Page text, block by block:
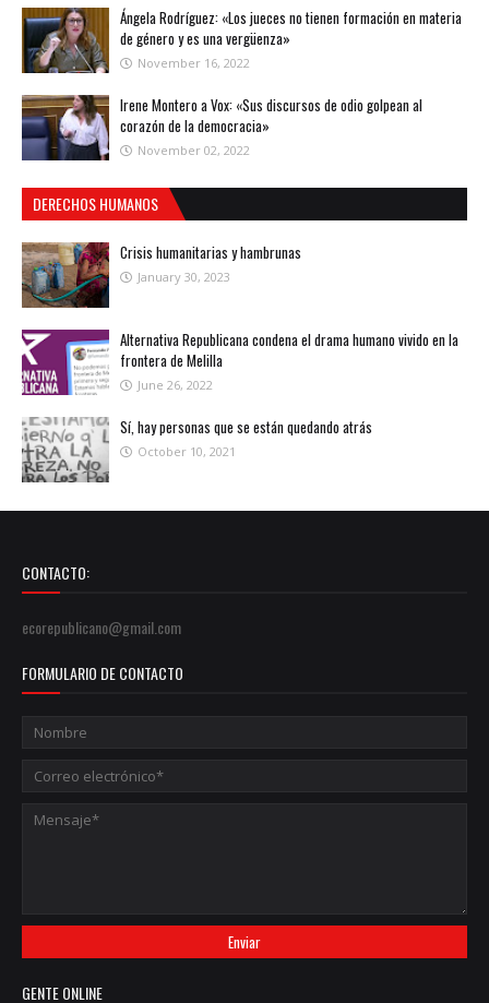
Ángela Rodríguez: «Los jueces no tienen formación en materia
de género y es una vergüenza»
November 16, 2022
Irene Montero a Vox: «Sus discursos de odio golpean al
corazón de la democracia»
November 02, 2022
DERECHOS HUMANOS
Crisis humanitarias y hambrunas
January 30, 2023
Alternativa Republicana condena el drama humano vivido en la
frontera de Melilla
June 26, 2022
Sí, hay personas que se están quedando atrás
October 10, 2021
CONTACTO:
ecorepublicano@gmail.com
FORMULARIO DE CONTACTO
GENTE ONLINE